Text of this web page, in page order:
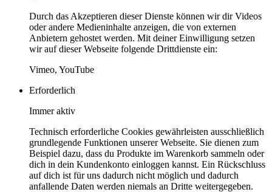
Durch das Akzeptieren dieser Dienste können wir dir Videos
oder andere Medieninhalte anzeigen, die von externen
Anbietern gehostet werden. Mit deiner Einwilligung setzen
wir auf dieser Webseite folgende Drittdienste ein:
Vimeo, YouTube
Erforderlich
Immer aktiv
Technisch erforderliche Cookies gewährleisten ausschließlich
grundlegende Funktionen unserer Webseite. Sie dienen zum
Beispiel dazu, dass du Produkte im Warenkorb sammeln oder
dich in dein Kundenkonto einloggen kannst. Ein Rückschluss
auf dich ist für uns dadurch nicht möglich und dadurch
anfallende Daten werden niemals an Dritte weitergegeben.